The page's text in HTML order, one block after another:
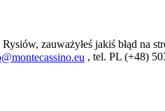
zauważyłeś jakiś błąd na
, tel. PL (+48)